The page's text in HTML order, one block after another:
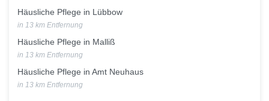
Häusliche Pflege in Lübbow
in 13 km Entfernung
Häusliche Pflege in Malliß
in 13 km Entfernung
Häusliche Pflege in Amt Neuhaus
in 13 km Entfernung